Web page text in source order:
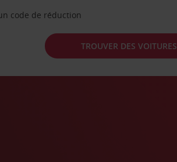
un code de réduction
TROUVER DES VOITURES